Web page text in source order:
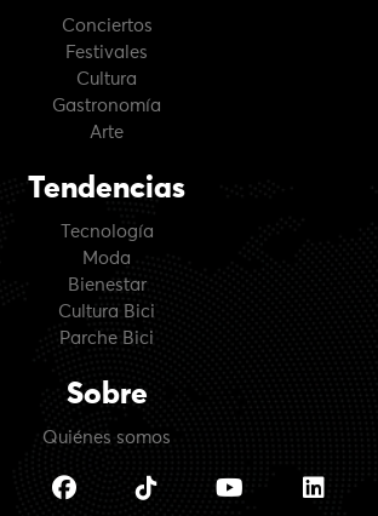
Conciertos
Festivales
Cultura
Gastronomía
Arte
Tendencias
Tecnología
Moda
Bienestar
Cultura Bici
Parche Bici
Sobre
Quiénes somos